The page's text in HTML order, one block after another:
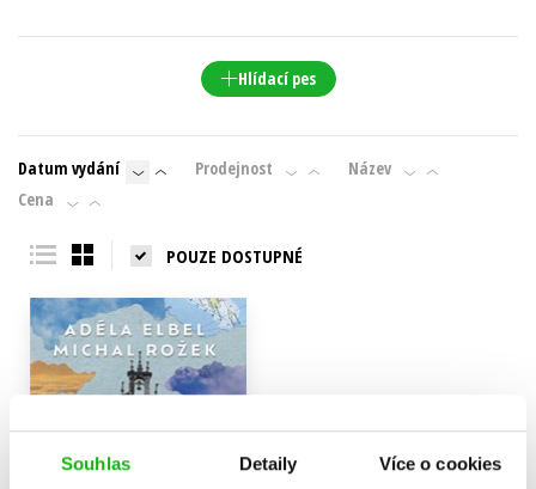
Souhlas Detaily Více o cookies
Hlídací pes
Datum vydání Prodejnost
Název
Cena
POUZE DOSTUPNÉ